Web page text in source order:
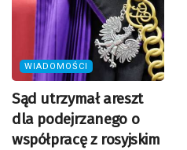
WIADOMOŚCI
Sąd utrzymał areszt
dla podejrzanego o
współpracę z rosyjskim